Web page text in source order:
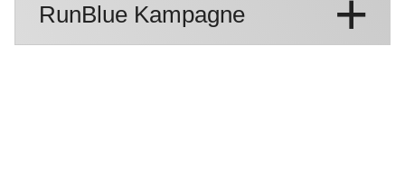
RunBlue Kampagne